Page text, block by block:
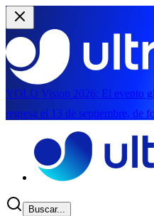
YOLO Vision 2026: El evento
regresa el 13 de septiembre, de
Buscar...